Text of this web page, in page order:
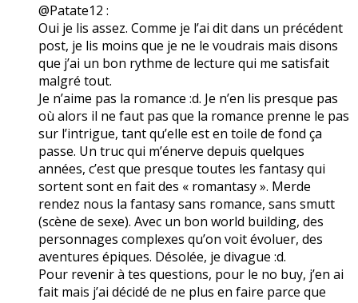
@Patate12 :
Oui je lis assez. Comme je l’ai dit dans un précédent
post, je lis moins que je ne le voudrais mais disons
que j’ai un bon rythme de lecture qui me satisfait
malgré tout.
Je n’aime pas la romance :d. Je n’en lis presque pas
où alors il ne faut pas que la romance prenne le pas
sur l’intrigue, tant qu’elle est en toile de fond ça
passe. Un truc qui m’énerve depuis quelques
années, c’est que presque toutes les fantasy qui
sortent sont en fait des « romantasy ». Merde
rendez nous la fantasy sans romance, sans smutt
(scène de sexe). Avec un bon world building, des
personnages complexes qu’on voit évoluer, des
aventures épiques. Désolée, je divague :d.
Pour revenir à tes questions, pour le no buy, j’en ai
fait mais j’ai décidé de ne plus en faire parce que